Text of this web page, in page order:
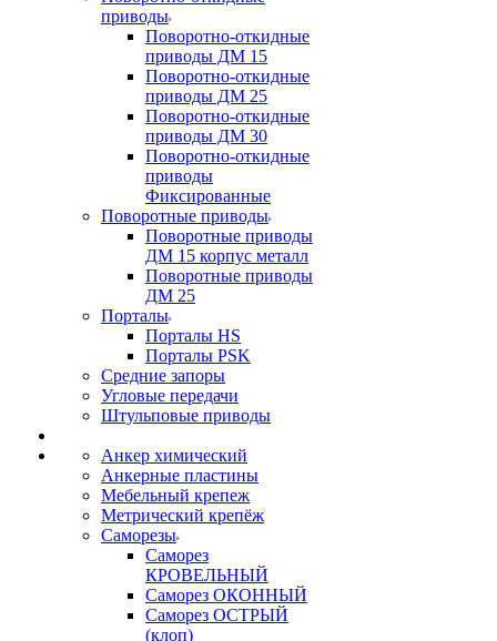
приводы
Поворотно-откидные
приводы ДМ 15
Поворотно-откидные
приводы ДМ 25
Поворотно-откидные
приводы ДМ 30
Поворотно-откидные
приводы
Фиксированные
Поворотные приводы
Поворотные приводы
ДМ 15 корпус металл
Поворотные приводы
ДМ 25
Порталы
Порталы HS
Порталы PSK
Средние запоры
Угловые передачи
Штульповые приводы
Анкер химический
Анкерные пластины
Мебельный крепеж
Метрический крепёж
Саморезы
Саморез
КРОВЕЛЬНЫЙ
Саморез ОКОННЫЙ
Саморез ОСТРЫЙ
(клоп)